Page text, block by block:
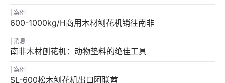
案例
600-1000kg/h商用木材刨花机销往南非
消息
南非木材刨花机：动物垫料的绝佳工具
案例
SL-600松木刨花机出口阿联酋